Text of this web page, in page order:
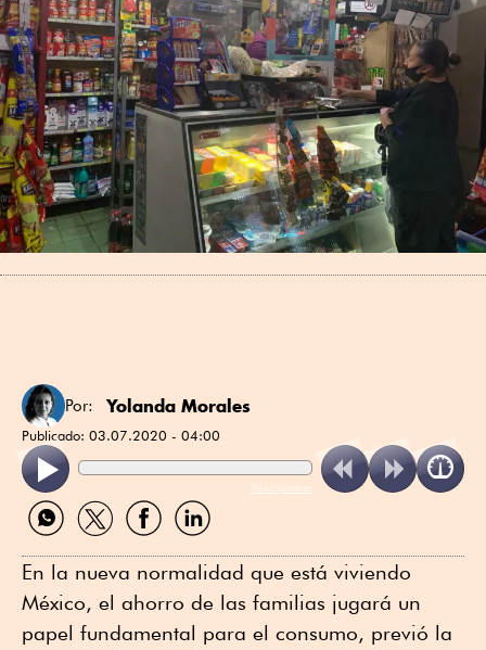
Por: Yolanda Morales
Publicado: 03.07.2020 - 04:00
ReadSpeaker
Compartir
por
Compartir
por
Compartir
por
Compartir
por
En la nueva normalidad que está viviendo
México, el ahorro de las familias jugará un
papel fundamental para el consumo, previó la